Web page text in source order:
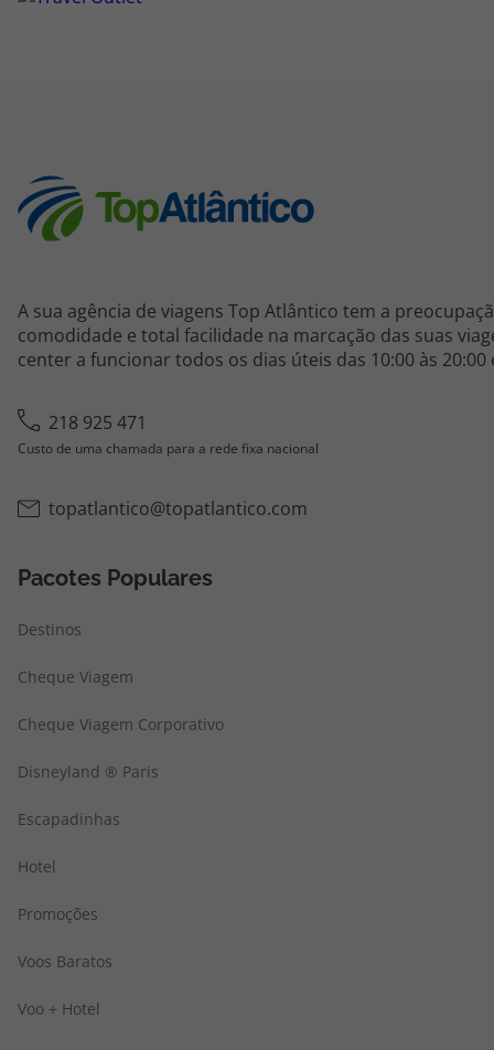
A sua agência de viagens Top Atlântico tem a
comodidade e total facilidade na marcação das suas
center a funcionar todos os dias úteis das 10:00 às 20:00
218 925 471
Custo de uma chamada para a rede fixa nacional
topatlantico@topatlantico.com
Pacotes Populares
Destinos
Cheque Viagem
Cheque Viagem Corporativo
Disneyland ® Paris
Escapadinhas
Hotel
Promoções
Voos Baratos
Voo + Hotel